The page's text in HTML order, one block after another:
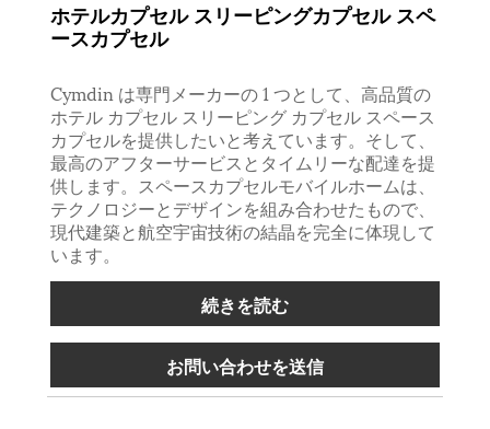
ホテルカプセル スリーピングカプセル スペ
ースカプセル
Cymdin は専門メーカーの 1 つとして、高品質の
ホテル カプセル スリーピング カプセル スペース
カプセルを提供したいと考えています。そして、
最高のアフターサービスとタイムリーな配達を提
供します。スペースカプセルモバイルホームは、
テクノロジーとデザインを組み合わせたもので、
現代建築と航空宇宙技術の結晶を完全に体現して
います。
続きを読む
お問い合わせを送信